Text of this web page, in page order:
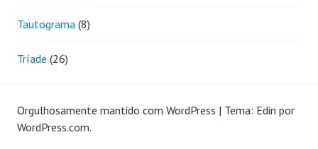
Tautograma (8)
Tríade (26)
Orgulhosamente mantido com WordPress | Tema: Edin por
WordPress.com.